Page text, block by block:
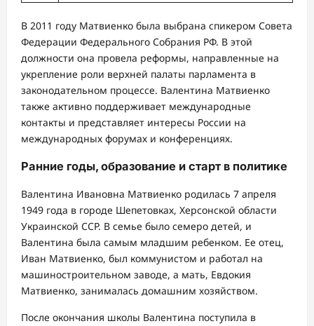
В 2011 году Матвиенко была выбрана спикером Совета
Федерации Федерального Собрания РФ. В этой
должности она провела реформы, направленные на
укрепление роли верхней палаты парламента в
законодательном процессе. Валентина Матвиенко
также активно поддерживает международные
контакты и представляет интересы России на
международных форумах и конференциях.
Ранние годы, образование и старт в политике
Валентина Ивановна Матвиенко родилась 7 апреля
1949 года в городе Шепетовках, Херсонской области
Украинской ССР. В семье было семеро детей, и
Валентина была самым младшим ребенком. Ее отец,
Иван Матвиенко, был коммунистом и работал на
машиностроительном заводе, а мать, Евдокия
Матвиенко, занималась домашним хозяйством.
После окончания школы Валентина поступила в